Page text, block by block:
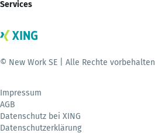
Services
© New Work SE | Alle Rechte vorbehalten
Impressum
AGB
Datenschutz bei XING
Datenschutzerklärung